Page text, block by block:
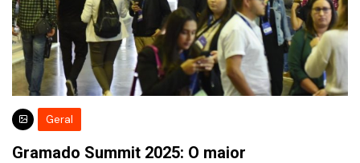
Geral
Gramado Summit 2025: O maior